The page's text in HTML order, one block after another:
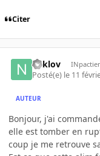
Citer
naklov
Posté(e) le 11
AUTEUR
Bonjour, j'ai
elle est tomber en
coup je me retrouve